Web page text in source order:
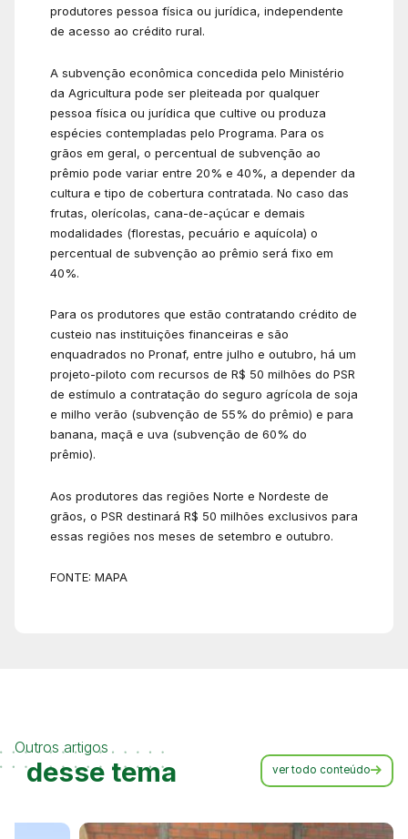
produtores pessoa física ou jurídica, independente
de acesso ao crédito rural.
A subvenção econômica concedida pelo Ministério
da Agricultura pode ser pleiteada por qualquer
pessoa física ou jurídica que cultive ou produza
espécies contempladas pelo Programa. Para os
grãos em geral, o percentual de subvenção ao
prêmio pode variar entre 20% e 40%, a depender da
cultura e tipo de cobertura contratada. No caso das
frutas, olerícolas, cana-de-açúcar e demais
modalidades (florestas, pecuário e aquícola) o
percentual de subvenção ao prêmio será fixo em
40%.
Para os produtores que estão contratando crédito de
custeio nas instituições financeiras e são
enquadrados no Pronaf, entre julho e outubro, há um
projeto-piloto com recursos de R$ 50 milhões do PSR
de estímulo a contratação do seguro agrícola de soja
e milho verão (subvenção de 55% do prêmio) e para
banana, maçã e uva (subvenção de 60% do
prêmio).
Aos produtores das regiões Norte e Nordeste de
grãos, o PSR destinará R$ 50 milhões exclusivos para
essas regiões nos meses de setembro e outubro.
FONTE: MAPA
Outros artigos
desse tema ver todo conteúdo